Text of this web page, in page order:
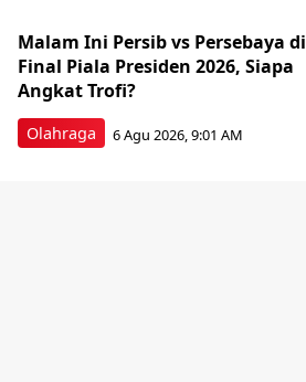
Olahraga
Malam Ini Persib vs Persebaya di
Final Piala Presiden 2026, Siapa
Angkat Trofi?
6 Agu 2026, 9:01 AM